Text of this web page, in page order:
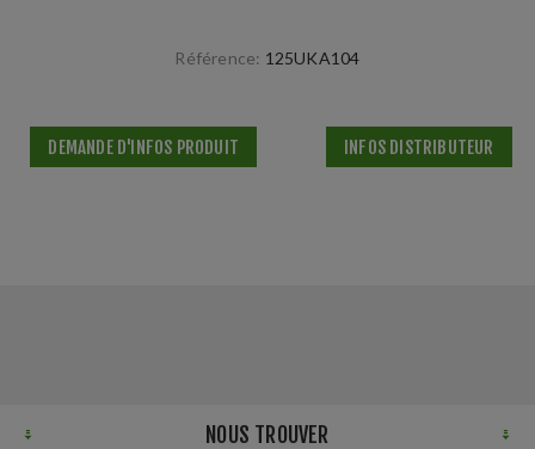
Référence: 125UKA104
DEMANDE D'INFOS PRODUIT INFOS DISTRIBUTEUR
NOUS TROUVER